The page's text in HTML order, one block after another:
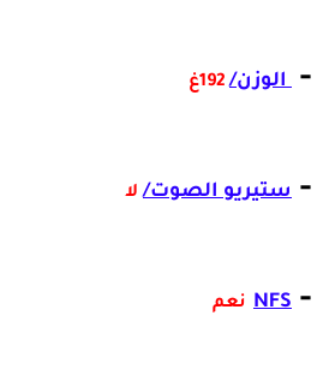
- الوزن/ 192غ
- ستيريو الصوت/ لا
-
NFS نعم